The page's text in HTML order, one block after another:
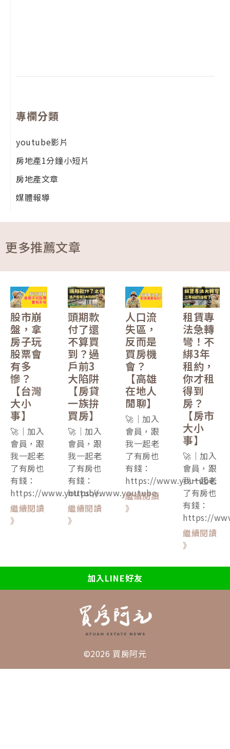
專欄分類
youtube影片
房地產1分鐘小短片
房地產文章
媒體報導
更多推薦文章
股市崩
盤，拿
房子玩
股票會
有多
慘？
【台灣
大小
事】
🚀｜加入
會員，跟
我一起老
了有房也
有錢：
https://www.youtube.
繼續閱讀
》
頭期款
付了還
不算買
到？過
戶前3
大陷阱
【房貸
一族拚
買房】
🚀｜加入
會員，跟
我一起老
了有房也
有錢：
https://www.youtube.
繼續閱讀
》
人口流
失區，
反而是
買房機
會？
【高雄
在地人
閒聊】
🚀｜加入
會員，跟
我一起老
了有房也
有錢：
https://www.youtube.
繼續閱讀
》
租賃專
法急轉
彎！不
綁3年
租約，
你才租
得到
房？
【房市
大小
事】
🚀｜加入
會員，跟
我一起老
了有房也
有錢：
https://
繼續閱讀
》
加入LINE好友
©2026 買房阿元